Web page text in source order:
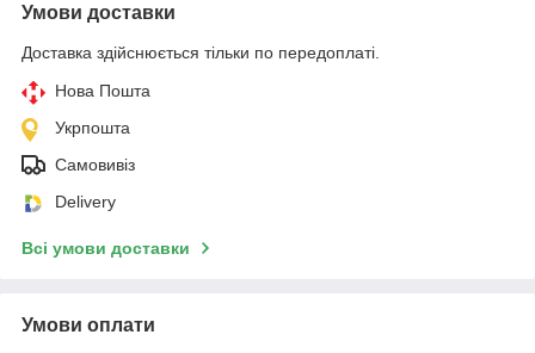
Умови доставки
Доставка здійснюється тільки по передоплаті.
Нова Пошта
Укрпошта
Самовивіз
Delivery
Всі умови доставки
Умови оплати